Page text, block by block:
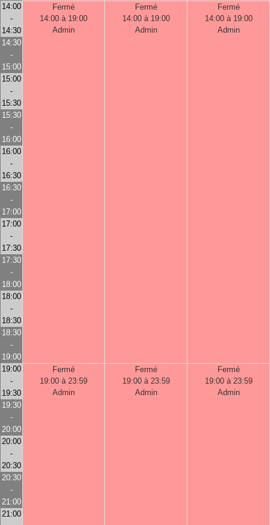
14:00
-
14:30
Fermé
14:00 à 19:00
Admin
Fermé
14:00 à 19:00
Admin
Fermé
14:00 à 19:00
Admin
14:30
-
15:00
15:00
-
15:30
15:30
-
16:00
16:00
-
16:30
16:30
-
17:00
17:00
-
17:30
17:30
-
18:00
18:00
-
18:30
18:30
-
19:00
19:00
-
19:30
Fermé
19:00 à 23:59
Admin
Fermé
19:00 à 23:59
Admin
Fermé
19:00 à 23:59
Admin
19:30
-
20:00
20:00
-
20:30
20:30
-
21:00
21:00